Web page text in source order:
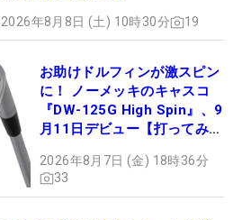
2026年8月8日 (土) 10時30分 19
お助けドルフィンが激スピン
に！ ノーメッキのキャスコ
『DW-125G High Spin』、9
月11日デビュー【打ってみ
2026年8月7日 (金) 18時36分
33